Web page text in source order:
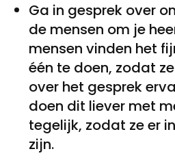
Ga in gesprek over
de mensen om je
mensen vinden het
één te doen, zodat
over het gesprek
doen dit liever met
tegelijk, zodat ze er
zijn.